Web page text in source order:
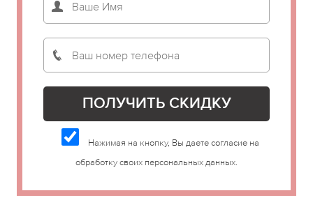
Нажимая на кнопку, Вы даете согласие на
обработку своих персональных данных.